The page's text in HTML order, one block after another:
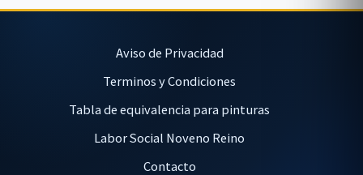
Aviso de Privacidad
Terminos y Condiciones
Tabla de equivalencia para pinturas
Labor Social Noveno Reino
Contacto